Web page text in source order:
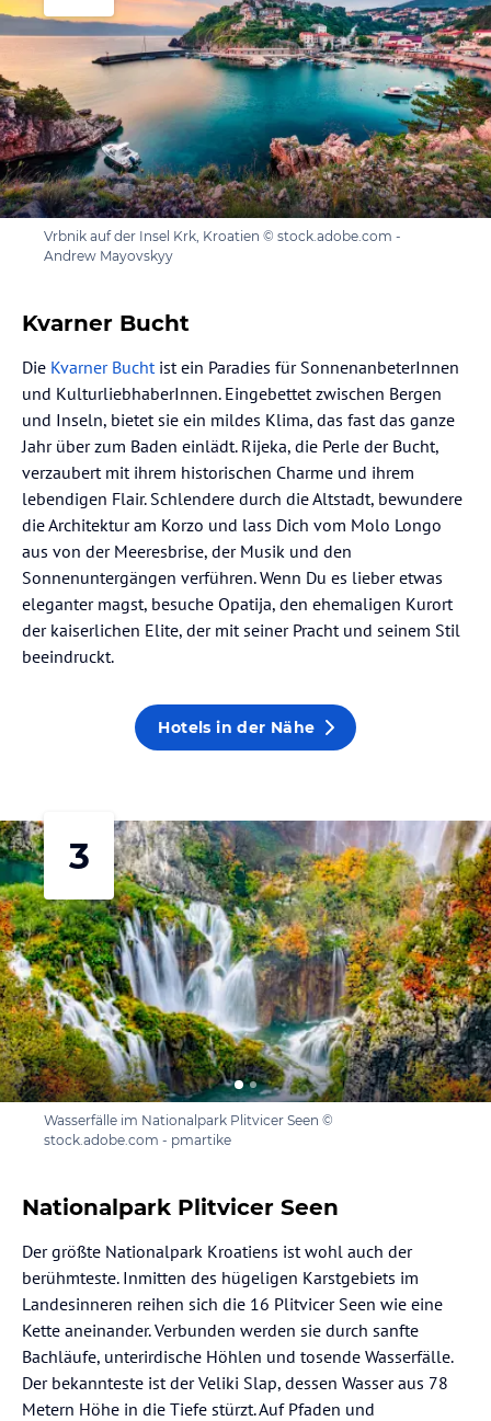
Vrbnik auf der Insel Krk, Kroatien © stock.adobe.com -
Andrew Mayovskyy
Kvarner Bucht
Die Kvarner Buchtist ein Paradies für SonnenanbeterInnen
und KulturliebhaberInnen. Eingebettet zwischen Bergen
und Inseln, bietet sie ein mildes Klima, das fast das ganze
Jahr über zum Baden einlädt. Rijeka, die Perle der Bucht,
verzaubert mit ihrem historischen Charme und ihrem
lebendigen Flair. Schlendere durch die Altstadt, bewundere
die Architektur am Korzo und lass Dich vom Molo Longo
aus von der Meeresbrise, der Musik und den
Sonnenuntergängen verführen. Wenn Du es lieber etwas
eleganter magst, besuche Opatija, den ehemaligen Kurort
der kaiserlichen Elite, der mit seiner Pracht und seinem Stil
beeindruckt.
Hotels in der Nähe
3
Wasserfälle im Nationalpark Plitvicer Seen ©
stock.adobe.com - pmartike
Nationalpark Plitvicer Seen
Der größte Nationalpark Kroatiens ist wohl auch der
berühmteste. Inmitten des hügeligen Karstgebiets im
Landesinneren reihen sich die 16 Plitvicer Seen wie eine
Kette aneinander. Verbunden werden sie durch sanfte
Bachläufe, unterirdische Höhlen und tosende Wasserfälle.
Der bekannteste ist der Veliki Slap, dessen Wasser aus 78
Metern Höhe in die Tiefe stürzt. Auf Pfaden und